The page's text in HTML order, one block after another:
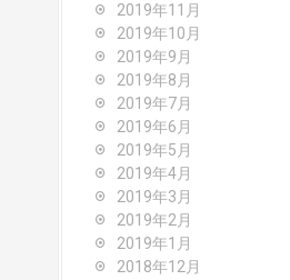
2019年11月
2019年10月
2019年9月
2019年8月
2019年7月
2019年6月
2019年5月
2019年4月
2019年3月
2019年2月
2019年1月
2018年12月